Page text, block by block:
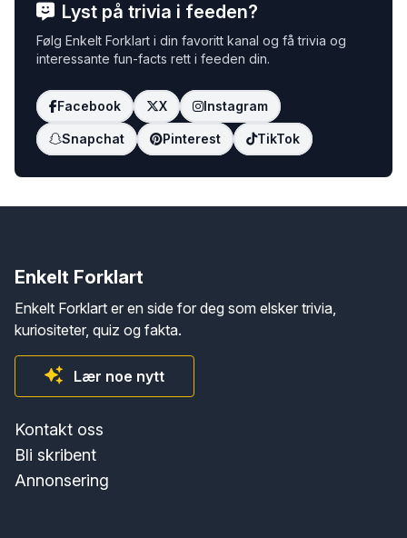
Lyst på trivia i feeden?
Følg Enkelt Forklart i din favoritt kanal og få trivia og
interessante fun-facts rett i feeden din.
Facebook X Instagram
Snapchat Pinterest TikTok
Enkelt Forklart
Enkelt Forklart er en side for deg som elsker trivia,
kuriositeter, quiz og fakta.
Lær noe nytt
Kontakt oss
Bli skribent
Annonsering